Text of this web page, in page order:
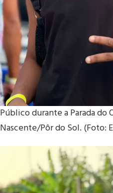
Público durante a Parada do
Nascente/Pôr do Sol. (Foto: